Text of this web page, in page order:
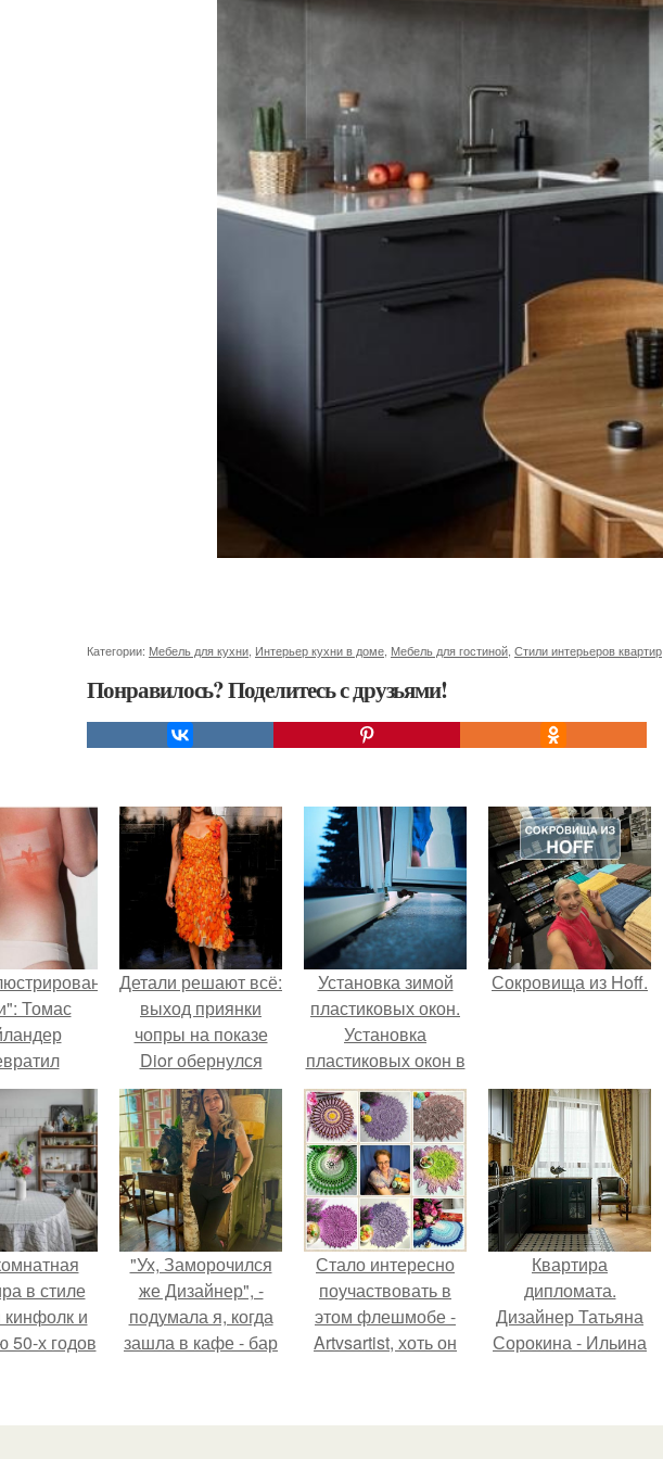
Категории: Мебель для кухни, Интерьер кухни в доме, Мебель для гостиной, Стили интерьеров квартир
Понравилось? Поделитесь с друзьями!
Томас
ожоги в
объект.
Детали решают всё:
выход приянки
чопры на показе
Dior обернулся
шквалом критики
из-за небрежного
пошива.
Установка зимой
пластиковых окон.
Установка
пластиковых окон в
зимнее время года
Сокровища из Hoff.
в стиле
кинфолк и
50-х годов
"Ух, Заморочился
же Дизайнер", -
подумала я, когда
зашла в кафе - бар
Стало интересно
поучаствовать в
этом флешмобе -
Artvsartist, хоть он
больше про
Квартира
дипломата.
Дизайнер Татьяна
Сорокина - Ильина
интерьер для